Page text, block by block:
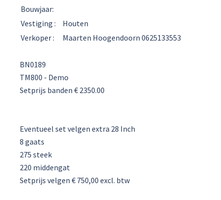
Bouwjaar:
Vestiging :
Houten
Verkoper :
Maarten Hoogendoorn 0625133553
BN0189
TM800 - Demo
Setprijs banden € 2350.00
Eventueel set velgen extra 28 Inch
8 gaats
275 steek
220 middengat
Setprijs velgen € 750,00 excl. btw